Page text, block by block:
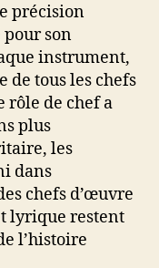
précision
son
instrument,
de tous les chefs
rôle de chef a
plus
les
dans
chefs d’œuvre
lyrique restent
l’histoire